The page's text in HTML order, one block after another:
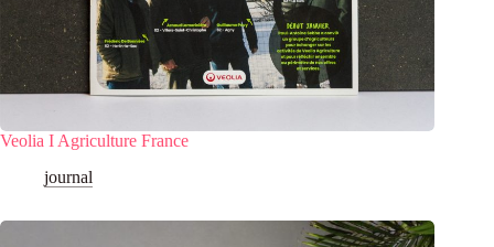
Veolia I Agriculture France
journal